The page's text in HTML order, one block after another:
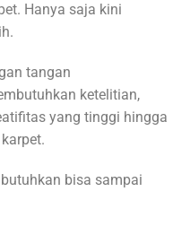
Hanya saja kini
tangan
ketelitian,
yang tinggi hingga
bisa sampai